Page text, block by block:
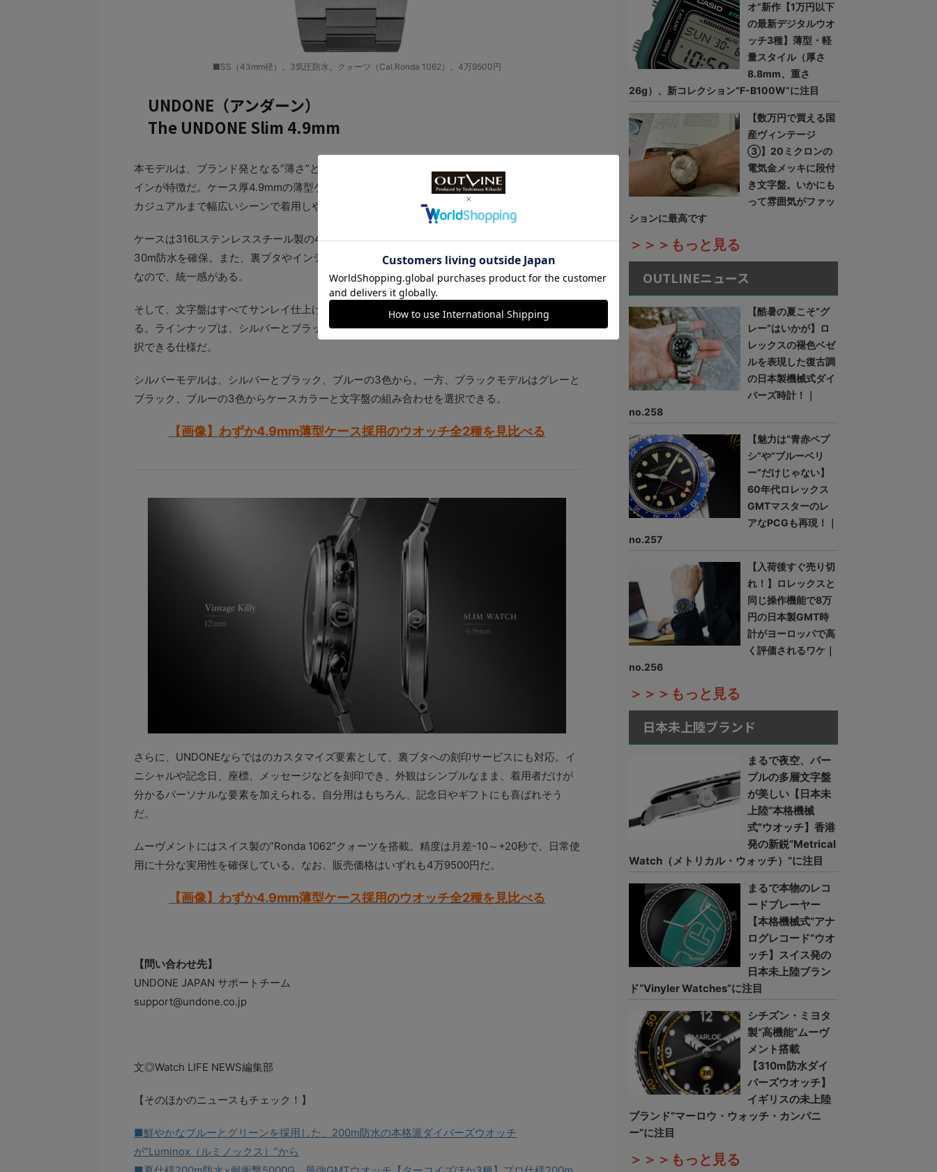
■SS（43mm径）。3気圧防水。クォーツ（Cal.Ronda 1062）。4万9500円
UNDONE（アンダーン）
The UNDONE Slim 4.9mm
本モデルは、ブランド発となる”薄さ”と向き合った一本で、軽快な着け心地とミニマルなデザ
インが特徴だ。ケース厚4.9mmの薄型ケースはシャツの袖口にも収まりやすく、ビジネスから
カジュアルまで幅広いシーンで着用しやすい。
ケースは316Lステンレススチール製の43mm径。風防にはサファイアクリスタルを採用し、
30m防水を確保。また、裏ブタやインテグレーテッドブレスレットも316Lステンレススチール
なので、統一感がある。
そして、文字盤はすべてサンレイ仕上げを採用し、光の当たり方によって異なる表情を見せ
る。ラインナップは、シルバーとブラックの2モデルを展開。それぞれ好きな文字盤カラーを選
択できる仕様だ。
シルバーモデルは、シルバーとブラック、ブルーの3色から。一方、ブラックモデルはグレーと
ブラック、ブルーの3色からケースカラーと文字盤の組み合わせを選択できる。
【画像】わずか4.9mm薄型ケース採用のウオッチ全2種を見比べる
さらに、UNDONEならではのカスタマイズ要素として、裏ブタへの刻印サービスにも対応。イ
ニシャルや記念日、座標、メッセージなどを刻印でき、外観はシンプルなまま、着用者だけが
分かるパーソナルな要素を加えられる。自分用はもちろん、記念日やギフトにも喜ばれそう
だ。
ムーヴメントにはスイス製の”Ronda 1062”クォーツを搭載。精度は月差-10～+20秒で、日常使
用に十分な実用性を確保している。なお、販売価格はいずれも4万9500円だ。
【画像】わずか4.9mm薄型ケース採用のウオッチ全2種を見比べる
【問い合わせ先】
UNDONE JAPAN サポートチーム
support@undone.co.jp
文◎Watch LIFE NEWS編集部
【そのほかのニュースもチェック！】
■鮮やかなブルーとグリーンを採用した、200m防水の本格派ダイバーズウオッチ
が”Luminox（ルミノックス）”から
オ”新作【1万円以下
の最新デジタルウオ
ッチ3種】薄型・軽
量スタイル（厚さ
8.8mm、重さ
26g）、新コレクション“F-B100W”に注目
【数万円で買える国
産ヴィンテージ
③】20ミクロンの
電気金メッキに段付
き文字盤。いかにも
って雰囲気がファッ
ションに最高です
＞＞＞もっと見る
OUTLINEニュース
【酷暑の夏こそ“グ
レー”はいかが】ロ
レックスの褪色ベゼ
ルを表現した復古調
の日本製機械式ダイ
バーズ時計！｜
no.258
【魅力は“青赤ペプ
シ”や“ブルーベリ
ー”だけじゃない】
60年代ロレックス
GMTマスターのレ
アなPCGも再現！｜
no.257
【入荷後すぐ売り切
れ！】ロレックスと
同じ操作機能で8万
円の日本製GMT時
計がヨーロッパで高
く評価されるワケ｜
no.256
＞＞＞もっと見る
日本未上陸ブランド
まるで夜空、パー
プルの多層文字盤
が美しい【日本未
上陸“本格機械
式”ウオッチ】香港
発の新鋭“Metrical
Watch（メトリカル・ウォッチ）”に注目
まるで本物のレコ
ードプレーヤー
【本格機械式“アナ
ログレコード”ウオ
ッチ】スイス発の
日本未上陸ブラン
ド“Vinyler Watches”に注目
シチズン・ミヨタ
製“高機能”ムーヴ
メント搭載
【310m防水ダイ
バーズウオッチ】
イギリスの未上陸
ブランド“マーロウ・ウォッチ・カンパニ
ー”に注目
＞＞＞もっと見る